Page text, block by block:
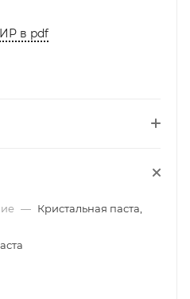
в pdf
— Кристальная паста,